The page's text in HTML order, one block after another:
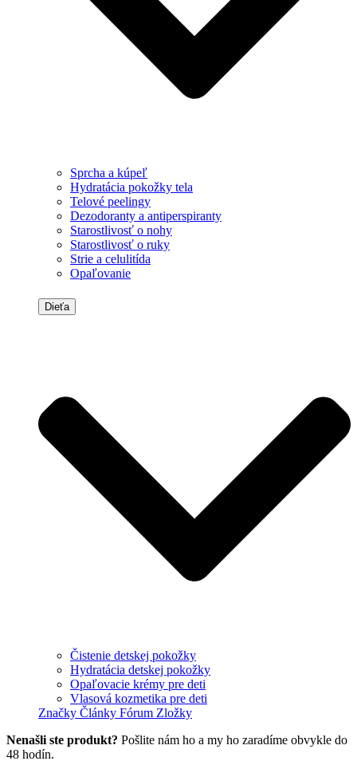
Sprcha a kúpeľ
Hydratácia pokožky tela
Telové peelingy
Dezodoranty a antiperspiranty
Starostlivosť o nohy
Starostlivosť o ruky
Strie a celulitída
Opaľovanie
Dieťa
Čistenie detskej pokožky
Hydratácia detskej pokožky
Opaľovacie krémy pre deti
Vlasová kozmetika pre deti
Značky Články Fórum Zložky
Nenašli ste produkt? Pošlite nám ho a my ho zaradíme obvykle do
48 hodín.